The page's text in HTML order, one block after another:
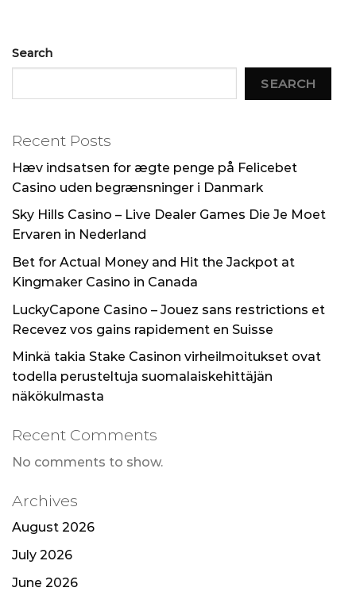
Search
SEARCH
Recent Posts
Hæv indsatsen for ægte penge på Felicebet
Casino uden begrænsninger i Danmark
Sky Hills Casino – Live Dealer Games Die Je Moet
Ervaren in Nederland
Bet for Actual Money and Hit the Jackpot at
Kingmaker Casino in Canada
LuckyCapone Casino – Jouez sans restrictions et
Recevez vos gains rapidement en Suisse
Minkä takia Stake Casinon virheilmoitukset ovat
todella perusteltuja suomalaiskehittäjän
näkökulmasta
Recent Comments
No comments to show.
Archives
August 2026
July 2026
June 2026